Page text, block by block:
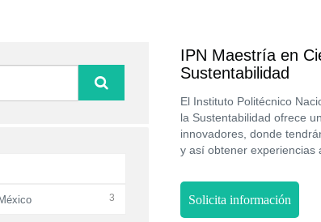
3
IPN Maestría en
Sustentabilidad
El Instituto Politécnico
la Sustentabilidad ofrece
innovadores, donde
y así obtener experiencias
Solicita información